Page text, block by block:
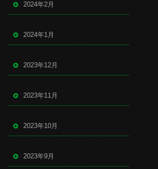
2024年2月
2024年1月
2023年12月
2023年11月
2023年10月
2023年9月